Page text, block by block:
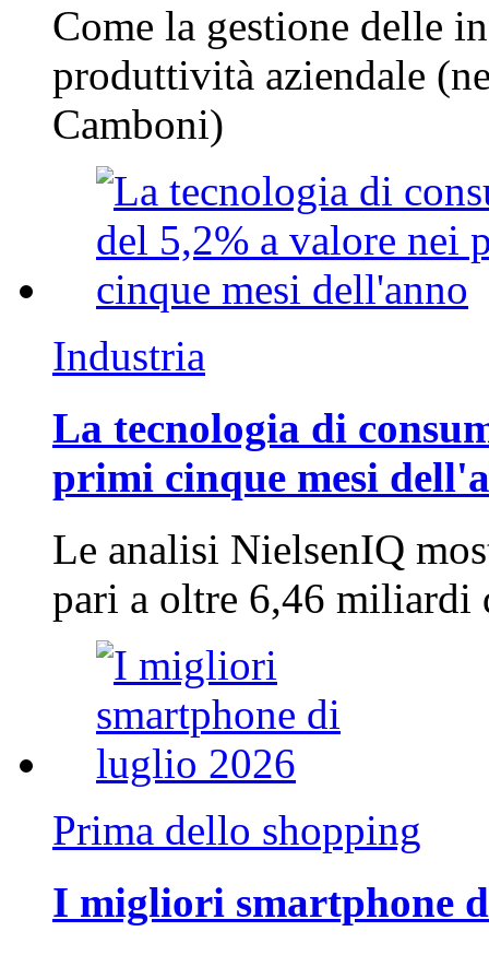
Come la gestione delle
produttività aziendale
Camboni)
Industria
La tecnologia di
primi cinque mesi
Le analisi NielsenIQ
pari a oltre 6,46
Prima dello shopping
I migliori smartphone